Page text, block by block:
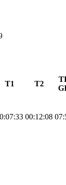
T1 T2
00:12:08